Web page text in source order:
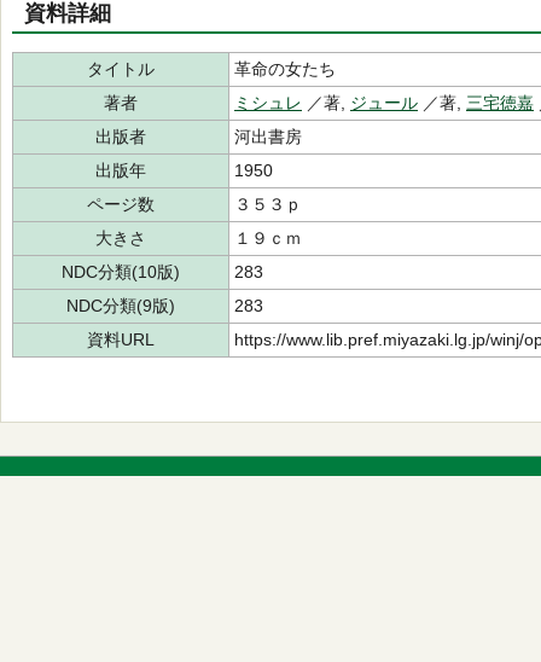
資料詳細
タイトル
革命の女たち
著者
ミシュレ ／著, ジュール ／著, 三宅徳嘉
出版者
河出書房
出版年
1950
ページ数
３５３ｐ
大きさ
１９ｃｍ
NDC分類(10版)
283
NDC分類(9版)
283
資料URL
https://www.lib.pref.miyazaki.lg.jp/winj/